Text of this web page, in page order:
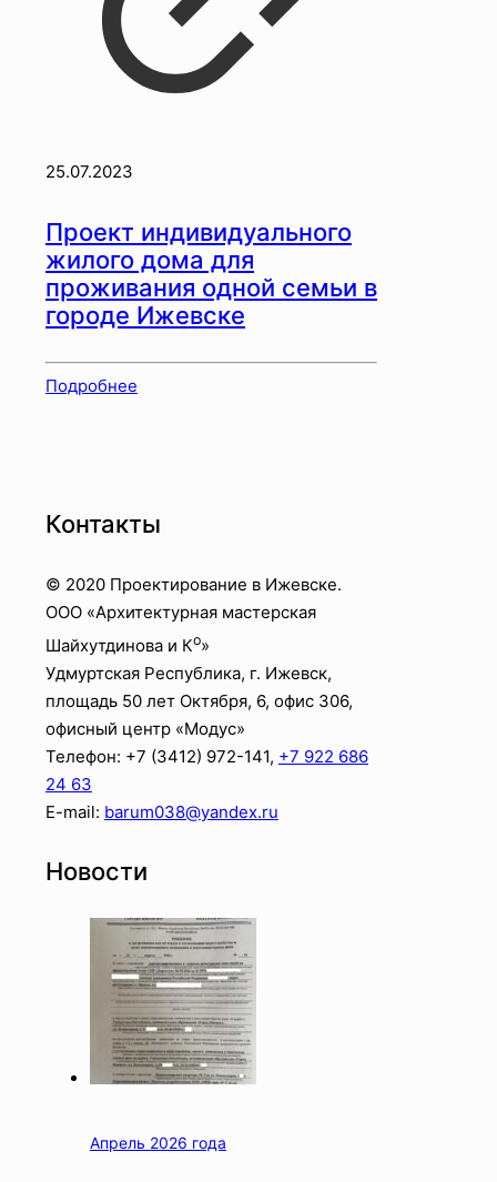
25.07.2023
Проект индивидуального
жилого дома для
проживания одной семьи в
городе Ижевске
Подробнее
Контакты
© 2020 Проектирование в Ижевске.
OOO «Архитектурная мастерская
Шайхутдинова и Ко»
Удмуртская Республика, г. Ижевск,
площадь 50 лет Октября, 6, офис 306,
офисный центр «Модус»
Телефон: +7 (3412) 972-141, +7 922 686
24 63
E-mail: barum038@yandex.ru
Новости
Апрель 2026 года